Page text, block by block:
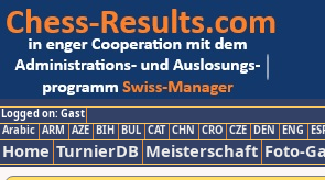
Logged on: Gast
Arabic ARM AZE BIH BUL CAT CHN CRO CZE DEN ENG
Home TurnierDB Meisterschaft Foto-